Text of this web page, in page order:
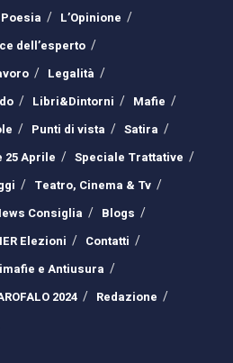
L’Opinione
dell’esperto
Legalità
Libri&Dintorni
Mafie
Punti di vista
Satira
25 Aprile
Speciale Trattative
Teatro, Cinema & Tv
Consiglia
Blogs
Elezioni
Contatti
e Antiusura
2024
Redazione